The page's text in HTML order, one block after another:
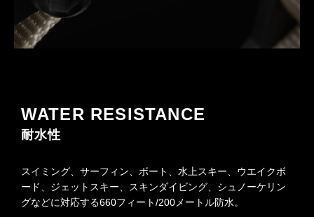
WATER RESISTANCE
耐水性
スイミング、サーフィン、ボート、水上スキー、ウエイクボ
ード、ジェットスキー、スキンダイビング、シュノーケリン
グなどに対応する660フィート/200メートル防水。